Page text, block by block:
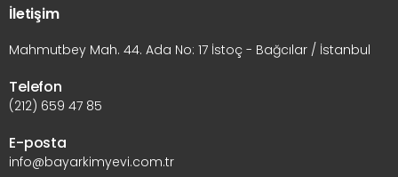
İletişim
Mahmutbey Mah. 44. Ada No: 17 İstoç - Bağcılar / İstanbul
Telefon
(212) 659 47 85
E-posta
info@bayarkimyevi.com.tr